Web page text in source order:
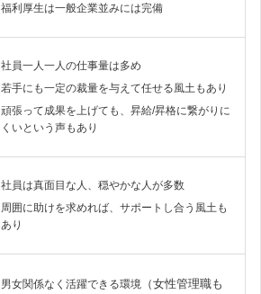
福利厚生は一般企業並みには完備
社員一人一人の仕事量は多め
若手にも一定の裁量を与えて任せる風土もあり
頑張って成果を上げても、昇給/昇格に繋がりに
くいという声もあり
社員は真面目な人、穏やかな人が多数
周囲に助けを求めれば、サポートし合う風土も
あり
男女関係なく活躍できる環境
（女性管理職も